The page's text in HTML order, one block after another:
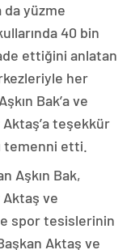
yüzme
40 bin
ettiğini anlatan
her
Bak’a ve
teşekkür
temenni etti.
Aşkın Bak,
Aktaş ve
spor tesislerinin
Aktaş ve